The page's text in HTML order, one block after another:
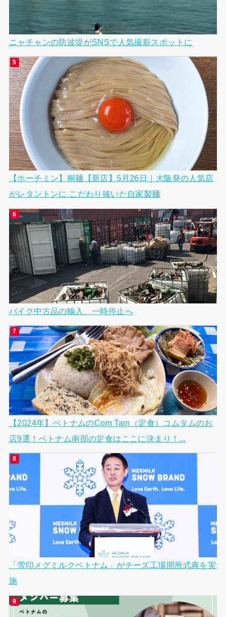
ニャチャンの防波堤がSNSで人気撮影スポットに
【ホーチミン】桐麺【新店】5月26日｜大阪発の人気店
がレタントンに こだわり抜いた自家製麺
バイク中古品の輸入、一時停止へ
【2024年】ベトナムのCom Tam（定食）コムタムのお
店9選！ベトナム南部の定食はここに決まり！...
「雪印メグミルクベトナム」がチーズ工場開所式典を実
施